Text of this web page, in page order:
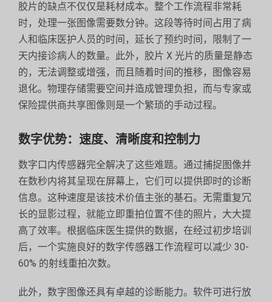
胶片的缺点不仅仅是耗材成本。整个工作流程非常耗
时，处理一张图像需要数分钟。这段等待时间占用了病
人和临床医护人员的时间，延长了预约时间，限制了一
天内接诊病人的数量。此外，胶片 X 光片的质量是静态
的，无法调整或增强，而且随着时间的推移，图像容易
退化。物理存储需要空间并造成管理负担，而与专家或
保险提供商共享图像则是一个繁琐的手动过程。
数字优势：速度、清晰度和控制力
数字口内传感器完全解决了这些难题。通过捕捉图像并
在数秒内将其呈现在屏幕上，它们可以提供即时的诊断
信息。这种速度是该技术价值主张的基石。无需重复冗
长的显影过程，就能立即重拍位置不佳的照片，大大提
高了效率。根据临床医生提供的数据，在经过初步培训
后，一个实施良好的数字传感器工作流程可以减少 30-
60% 的射线重拍次数。
此外，数字图像还具有卓越的诊断能力。软件可进行放